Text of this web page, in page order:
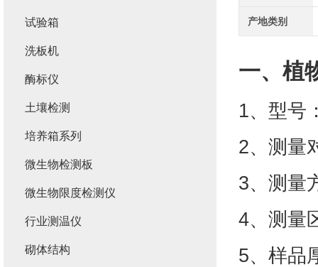
产地类别
一、 植
1、型号
2、测量
3、测量
4、测量
5、样品
试验箱
洗板机
酶标仪
土壤检测
培养箱系列
微生物检测板
微生物限度检测仪
行业测温仪
砌体结构